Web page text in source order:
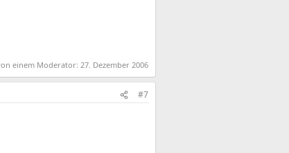
einem Moderator: 27. Dezember 2006
#7